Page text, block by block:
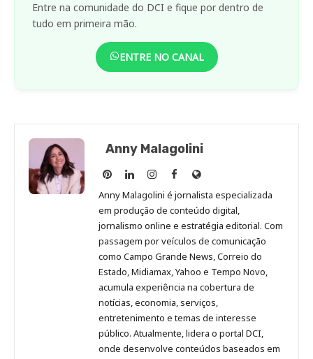
Entre na comunidade do DCI e fique por dentro de
tudo em primeira mão.
ENTRE NO CANAL
Anny Malagolini
Anny
Malagolini
no
Pinterest
Anny
Malagolini
no
LinkedIn
Anny
Malagolini
no
Instagram
Anny
Malagolini
no
Facebook
Site
de
Anny
Malagolini
Anny Malagolini é jornalista especializada
em produção de conteúdo digital,
jornalismo online e estratégia editorial. Com
passagem por veículos de comunicação
como Campo Grande News, Correio do
Estado, Midiamax, Yahoo e Tempo Novo,
acumula experiência na cobertura de
notícias, economia, serviços,
entretenimento e temas de interesse
público. Atualmente, lidera o portal DCI,
onde desenvolve conteúdos baseados em